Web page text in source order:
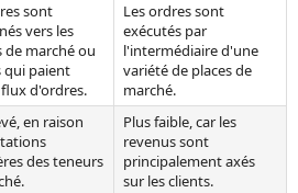
sont
vers les
de marché ou
qui paient
d'ordres.
Les ordres sont
exécutés par
l'intermédiaire d'une
variété de places de
marché.
en raison
des teneurs
Plus faible, car les
revenus sont
principalement axés
sur les clients.